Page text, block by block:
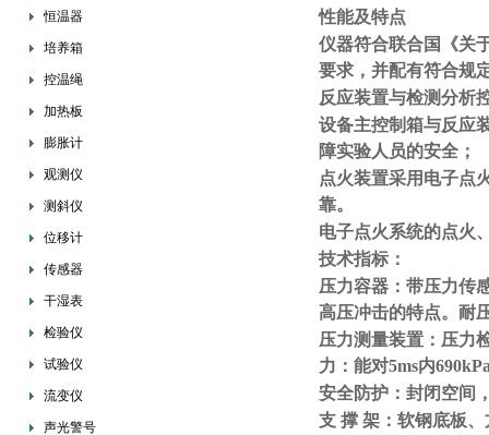
恒温器
培养箱
控温绳
加热板
膨胀计
观测仪
测斜仪
位移计
传感器
干湿表
检验仪
试验仪
流变仪
声光警号
性能及特点
仪器符合联合国《关
要求，并配有符合规
反应装置与检测分析
设备主控制箱与反应
障实验人员的安全；
点火装置采用电子点
靠。
电子点火系统的点火
技术指标：
压力容器：带压力传
高压冲击的特点。耐
压力测量装置：压力
力：能对5ms内
安全防护：封闭空间
支 撑 架：软钢底板